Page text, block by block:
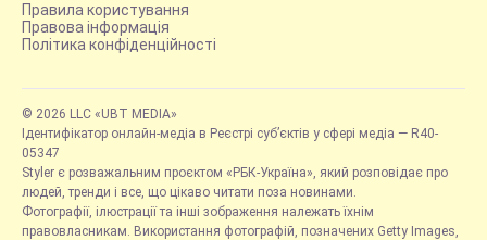
Правила користування
Правова інформація
Політика конфіденційності
© 2026 LLC «UBT MEDIA»
Ідентифікатор онлайн-медіа в Реєстрі суб’єктів у сфері медіа — R40-
05347
Styler є розважальним проєктом «РБК-Україна», який розповідає про
людей, тренди і все, що цікаво читати поза новинами.
Фотографії, ілюстрації та інші зображення належать їхнім
правовласникам. Використання фотографій, позначених Getty Images,